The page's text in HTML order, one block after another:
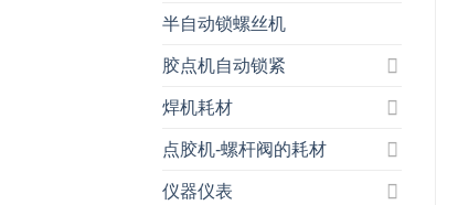
半自动锁螺丝机
胶点机自动锁紧
焊机耗材
点胶机-螺杆阀的耗材
仪器仪表